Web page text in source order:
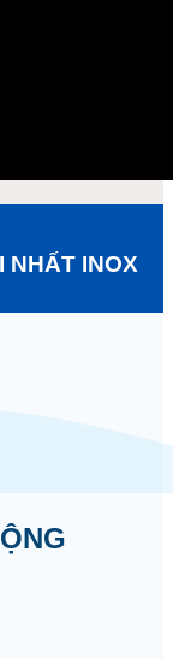
NHẤT INOX